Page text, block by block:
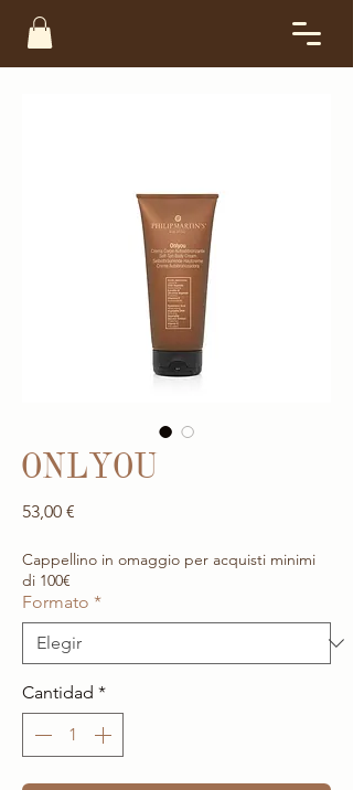
ONLYOU
53,00 €
Cappellino in omaggio per acquisti minimi
di 100€
Formato *
Cantidad *